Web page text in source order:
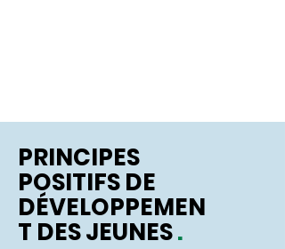
PRINCIPES
POSITIFS DE
DÉVELOPPEMEN
T DES JEUNES.